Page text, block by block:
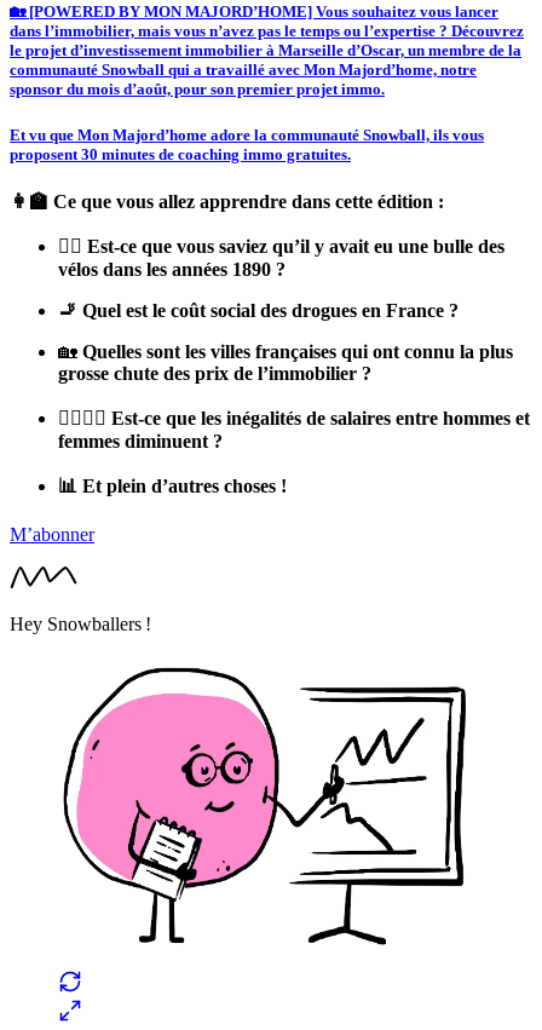
🏡 [POWERED BY MON MAJORD’HOME] Vous souhaitez vous lancer
dans l’immobilier, mais vous n’avez pas le temps ou l’expertise ? Découvrez
le projet d’investissement immobilier à Marseille d’Oscar, un membre de la
communauté Snowball qui a travaillé avec Mon Majord’home, notre
sponsor du mois d’août, pour son premier projet immo.
Et vu que Mon Majord’home adore la communauté Snowball, ils vous
proposent 30 minutes de coaching immo gratuites.
👩‍🏫 Ce que vous allez apprendre dans cette édition :
🚴‍♀️ Est-ce que vous saviez qu’il y avait eu une bulle des
vélos dans les années 1890 ?
🚬 Quel est le coût social des drogues en France ?
🏡 Quelles sont les villes françaises qui ont connu la plus
grosse chute des prix de l’immobilier ?
🙋‍♀️🙋‍♂️ Est-ce que les inégalités de salaires entre hommes et
femmes diminuent ?
📊 Et plein d’autres choses !
M’abonner
Hey Snowballers !